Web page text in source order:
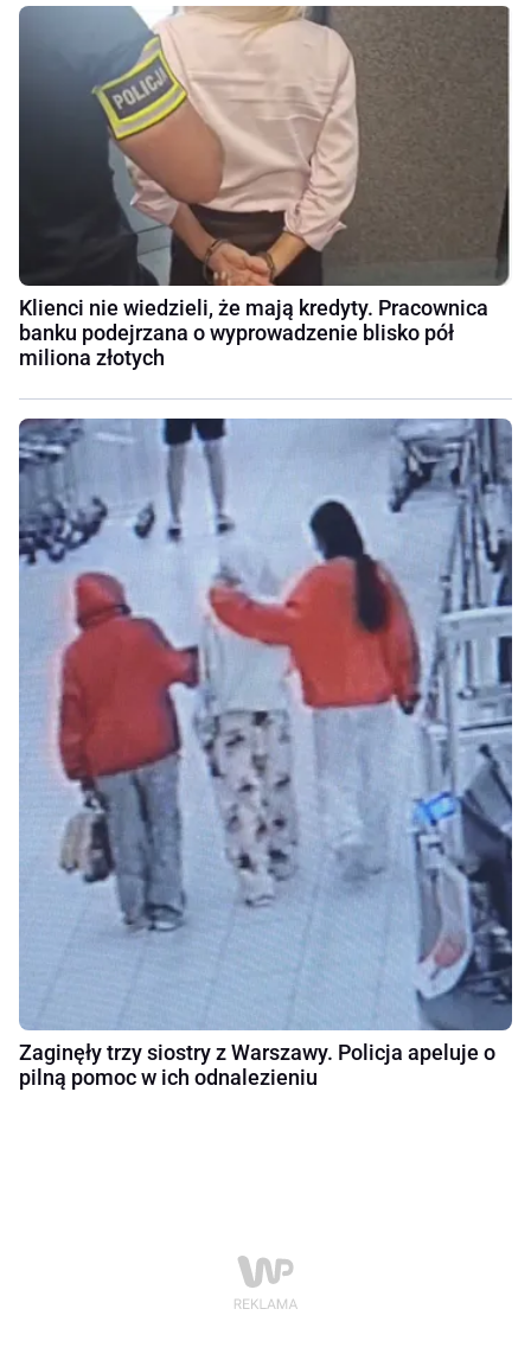
Klienci nie wiedzieli, że mają kredyty. Pracownica
banku podejrzana o wyprowadzenie blisko pół
miliona złotych
Zaginęły trzy siostry z Warszawy. Policja apeluje o
pilną pomoc w ich odnalezieniu